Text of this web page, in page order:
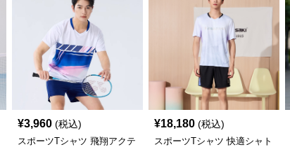
¥3,960 (税込)
スポーツTシャツ 飛翔アクテ
¥18,180 (税込)
スポーツTシャツ 快適シャト